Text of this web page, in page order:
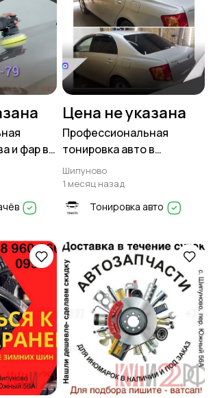
и фар в
85-
Цена не указана
Профессиональная
тонировка авто в
Шипуново: защитите свой
автомобиль и создайте
комфорт!
Шипуново
1 месяц назад
Тонировка авто